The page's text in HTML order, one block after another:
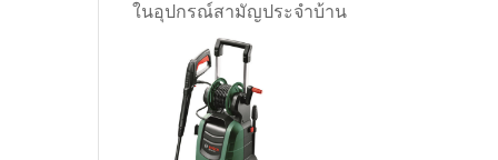
ในอุปกรณ์สามัญประจำบ้าน